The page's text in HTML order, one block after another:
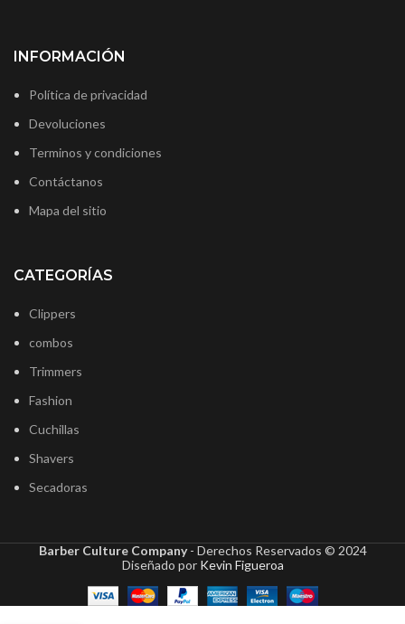
INFORMACIÓN
Política de privacidad
Devoluciones
Terminos y condiciones
Contáctanos
Mapa del sitio
CATEGORÍAS
Clippers
combos
Trimmers
Fashion
Cuchillas
Shavers
Secadoras
Barber Culture Company- Derechos Reservados © 2024
Diseñado por Kevin Figueroa
JRL
Cuchilla